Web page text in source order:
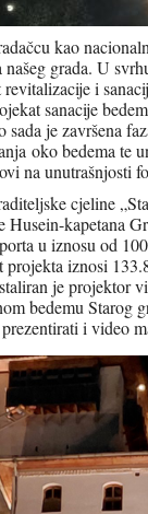
kao
grada. U
i
sanacije
je završena
oko bedema te
na unutrašnjosti
cjeline
kapetana
u iznosu od
iznosi
je projektor
bedemu Starog
i video